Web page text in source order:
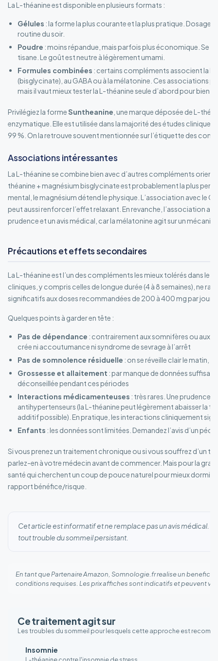
La L-théanine est disponible en plusieurs formats :
Gélules : la forme la plus courante et la plus pratique. Dosage
routine du soir.
Poudre : moins répandue, mais parfois plus économique. Se
tisane. Le goût est neutre à légèrement umami.
Formules combinées : certains compléments associent la
(bisglycinate), au GABA ou à la mélatonine. Ces associations
mais il vaut mieux tester la L-théanine seule d’abord pour bien
Privilégiez la formeSuntheanine , une marque déposée de L-
enzymatique. Elle est utilisée dans la majorité des études
99 %. On la retrouve souvent mentionnée sur l’étiquette des
Associations intéressantes
La L-théanine se combine bien avec d’autres compléments
théanine + magnésium bisglycinate est probablement la plus
mental, le magnésium détend le physique. L’association avec le
peut aussi renforcer l’effet relaxant. En revanche, l’association
prudence et un avis médical, car la mélatonine agit sur un
Précautions et effets secondaires
La L-théanine est l’un des compléments les mieux tolérés dans le
cliniques, y compris celles de longue durée (4 à 8 semaines), ne
significatifs aux doses recommandées de 200 à 400 mg par jour.
Quelques points à garder en tête :
Pas de dépendance : contrairement aux somnifères ou aux
crée ni accoutumance ni syndrome de sevrage à l’arrêt
Pas de somnolence résiduelle : on se réveille clair le matin,
Grossesse et allaitement : par manque de données
déconseillée pendant ces périodes
Interactions médicamenteuses : très rares. Une prudence
antihypertenseurs (la L-théanine peut légèrement abaisser la
additif possible). En pratique, les interactions cliniquement
Enfants : les données sont limitées. Demandez l’avis d’un
Si vous prenez un traitement chronique ou si vous souffrez d’un
parlez-en à votre médecin avant de commencer. Mais pour la
santé qui cherchent un coup de pouce naturel pour mieux dormir,
rapport bénéfice/risque.
Cet article est informatif et ne remplace pas un avis médical.
tout trouble du sommeil persistant.
En tant que Partenaire Amazon, Somnologie.fr realise un benefice
conditions requises. Les prix affiches sont indicatifs et peuvent
Ce traitement agit sur
Les troubles du sommeil pour lesquels cette approche est
Insomnie